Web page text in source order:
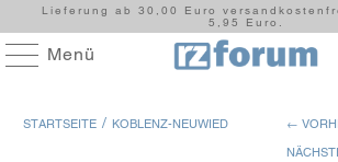
Lieferung ab 30,00 Euro
5,95 Euro.
Menü
STARTSEITE / KOBLENZ-NEUWIED ←